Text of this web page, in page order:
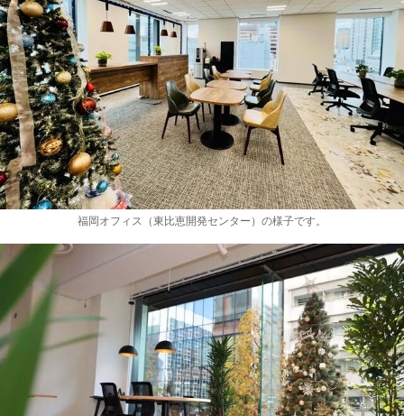
福岡オフィス（東比恵開発センター）の様子です。